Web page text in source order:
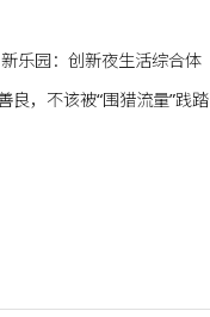
乐园：创新夜生活综合体
良，不该被“围猎流量”践踏